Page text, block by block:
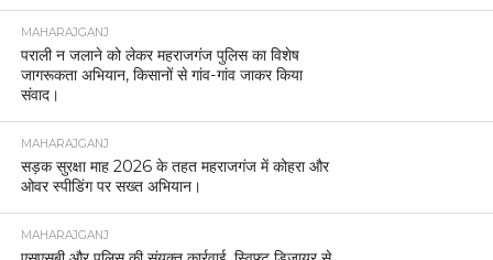
MAHARAJGANJ
पराली न जलाने को लेकर महराजगंज पुलिस का विशेष
जागरूकता अभियान, किसानों से गांव-गांव जाकर किया
संवाद।
MAHARAJGANJ
सड़क सुरक्षा माह 2026 के तहत महराजगंज में कोहरा और
ओवर स्पीडिंग पर सख्त अभियान।
MAHARAJGANJ